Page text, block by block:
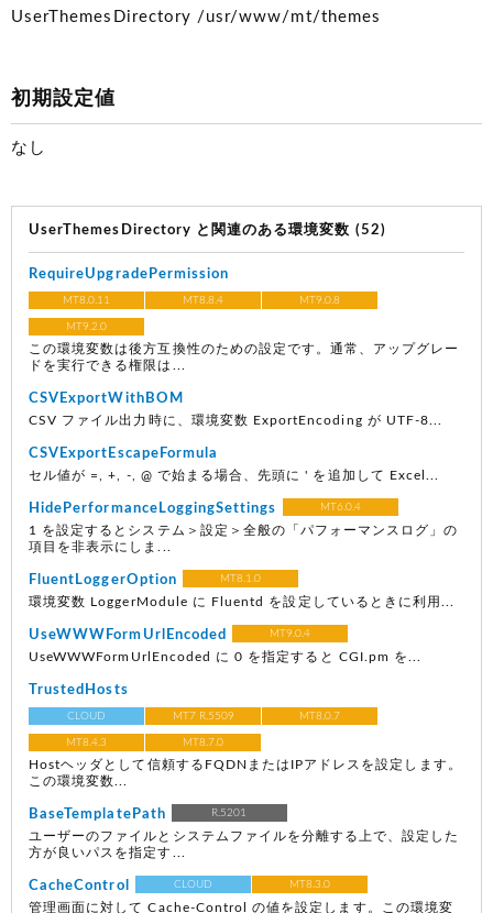
UserThemesDirectory /usr/www/mt/themes
初期設定値
なし
UserThemesDirectory と関連のある環境変数 (52)
RequireUpgradePermission
MT8.0.11 MT8.8.4 MT9.0.8
MT9.2.0
この環境変数は後方互換性のための設定です。通常、アップグレー
ドを実行できる権限は...
CSVExportWithBOM
CSV ファイル出力時に、環境変数 ExportEncoding が UTF-8...
CSVExportEscapeFormula
セル値が =, +, -, @ で始まる場合、先頭に ' を追加して Excel...
HidePerformanceLoggingSettings MT6.0.4
1 を設定するとシステム＞設定＞全般の「パフォーマンスログ」の
項目を非表示にしま...
FluentLoggerOption MT8.1.0
環境変数 LoggerModule に Fluentd を設定しているときに利用...
UseWWWFormUrlEncoded MT9.0.4
UseWWWFormUrlEncoded に 0 を指定すると CGI.pm を...
TrustedHosts
CLOUD MT7 R.5509 MT8.0.7
MT8.4.3 MT8.7.0
Hostヘッダとして信頼するFQDNまたはIPアドレスを設定します。
この環境変数...
BaseTemplatePath R.5201
ユーザーのファイルとシステムファイルを分離する上で、設定した
方が良いパスを指定す...
CacheControl CLOUD MT8.3.0
管理画面に対して Cache-Control の値を設定します。この環境変